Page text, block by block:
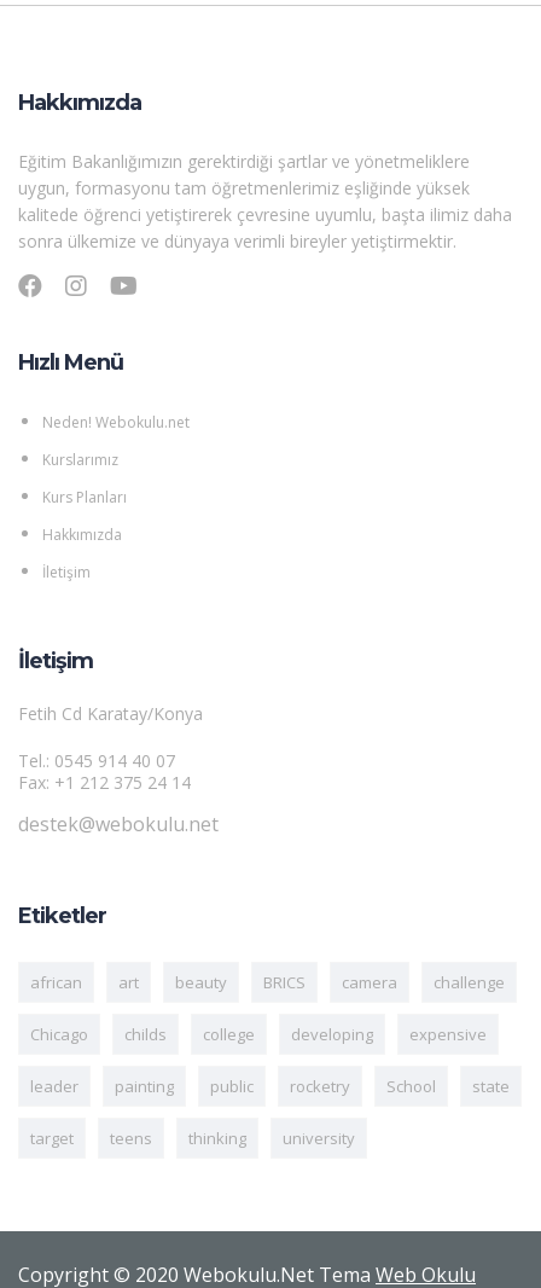
Hakkımızda
Eğitim Bakanlığımızın gerektirdiği şartlar ve yönetmeliklere
uygun, formasyonu tam öğretmenlerimiz eşliğinde yüksek
kalitede öğrenci yetiştirerek çevresine uyumlu, başta ilimiz daha
sonra ülkemize ve dünyaya verimli bireyler yetiştirmektir.
Hızlı Menü
Neden! Webokulu.net
Kurslarımız
Kurs Planları
Hakkımızda
İletişim
İletişim
Fetih Cd Karatay/Konya
Tel.: 0545 914 40 07
Fax: +1 212 375 24 14
destek@webokulu.net
Etiketler
african art beauty BRICS camera challenge
Chicago childs college developing expensive
leader painting public rocketry School state
target teens thinking university
Copyright © 2020 Webokulu.Net Tema Web Okulu